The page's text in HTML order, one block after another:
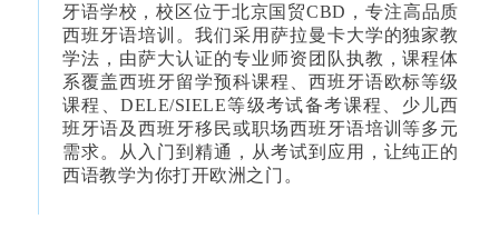
牙语学校，校区位于北京国贸CBD，专注高品质
西班牙语培训。我们采用萨拉曼卡大学的独家教
学法，由萨大认证的专业师资团队执教，课程体
系覆盖西班牙留学预科课程、西班牙语欧标等级
课程、DELE/SIELE等级考试备考课程、少儿西
班牙语及西班牙移民或职场西班牙语培训等多元
需求。从入门到精通，从考试到应用，让纯正的
西语教学为你打开欧洲之门。